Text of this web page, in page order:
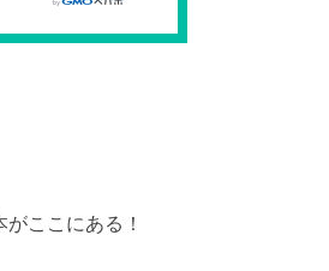
ここにある！